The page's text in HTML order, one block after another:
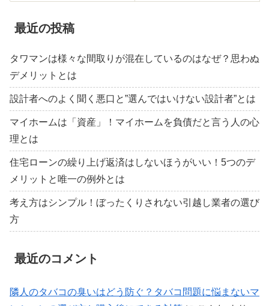
最近の投稿
タワマンは様々な間取りが混在しているのはなぜ？思わぬ
デメリットとは
設計者へのよく聞く悪口と”選んではいけない設計者”とは
マイホームは「資産」！マイホームを負債だと言う人の心
理とは
住宅ローンの繰り上げ返済はしないほうがいい！5つのデ
メリットと唯一の例外とは
考え方はシンプル！ぼったくりされない引越し業者の選び
方
最近のコメント
隣人のタバコの臭いはどう防ぐ？タバコ問題に悩まないマ